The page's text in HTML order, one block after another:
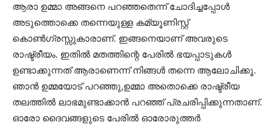
ആരാ ഉമ്മാ അങ്ങനെ പറഞ്ഞതെന്ന് ചോദിച്ചപ്പോൾ
അടുത്തൊക്കെ തന്നെയുള്ള കമ്യൂണിസ്റ്റ്
കൊൺഗ്രസ്സുകാരാണ്. ഇങ്ങനെയാണ് അവരുടെ
രാഷ്ട്രീയം. ഇതിൽ മതത്തിന്റെ പേരിൽ ഭയപ്പാടുകൾ
ഉണ്ടാക്കുന്നത് ആരാണെന്ന് നിങ്ങൾ തന്നെ ആലോചിക്കൂ.
ഞാൻ ഉമ്മയോട് പറഞ്ഞു,ഉമ്മാ അതൊക്കെ രാഷ്ട്രീയ
തലത്തിൽ ലാഭമുണ്ടാക്കാൻ പറഞ്ഞ് പ്രചരിപ്പിക്കുന്നതാണ്.
ഓരോ ദൈവങ്ങളുടെ പേരിൽ ഓരോരുത്തർ